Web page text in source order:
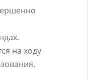
на ходу